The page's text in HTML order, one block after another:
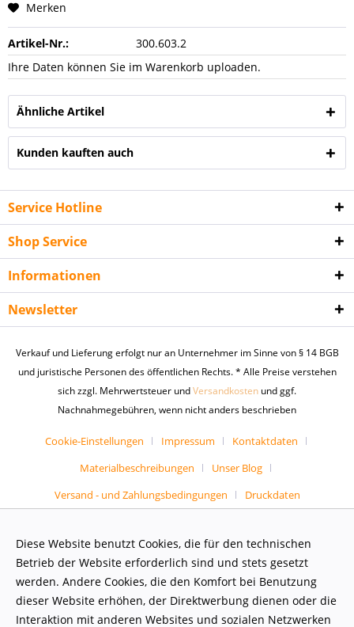
Merken
Artikel-Nr.:
300.603.2
Ihre Daten können Sie im Warenkorb uploaden.
Ähnliche Artikel
Kunden kauften auch
Service Hotline
Shop Service
Informationen
Newsletter
Verkauf und Lieferung erfolgt nur an Unternehmer im Sinne von § 14 BGB
und juristische Personen des öffentlichen Rechts. * Alle Preise verstehen
sich zzgl. Mehrwertsteuer undVersandkosten und ggf.
Nachnahmegebühren, wenn nicht anders beschrieben
Cookie-Einstellungen Impressum
Kontaktdaten
Materialbeschreibungen
Unser Blog
Versand - und Zahlungsbedingungen
Druckdaten
Diese Website benutzt Cookies, die für den technischen
Betrieb der Website erforderlich sind und stets gesetzt
werden. Andere Cookies, die den Komfort bei Benutzung
dieser Website erhöhen, der Direktwerbung dienen oder die
Interaktion mit anderen Websites und sozialen Netzwerken